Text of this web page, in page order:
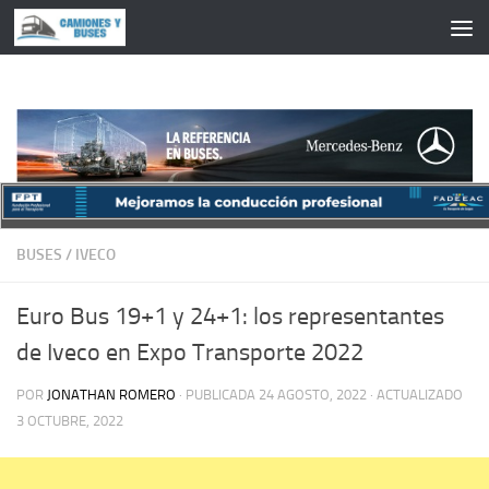
Saltar al contenido
BUSES / IVECO
Euro Bus 19+1 y 24+1: los representantes
de Iveco en Expo Transporte 2022
POR JONATHAN ROMERO · PUBLICADA 24 AGOSTO, 2022 · ACTUALIZADO
3 OCTUBRE, 2022